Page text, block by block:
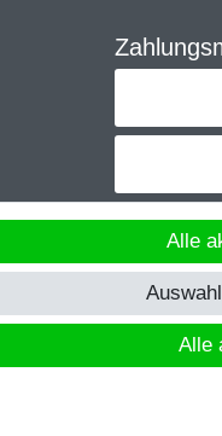
Von Anglern für Angler
Preis. Die UVP zu
Alle
Alle